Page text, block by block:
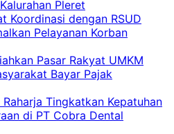
Pleret
Koordinasi dengan RSUD
Pelayanan Korban
Pasar Rakyat UMKM
Bayar Pajak
Raharja Tingkatkan Kepatuhan
di PT Cobra Dental